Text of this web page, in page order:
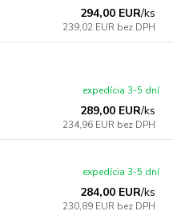
294,00 EUR/ks
239,02 EUR bez DPH
289,00 EUR/ks
234,96 EUR bez DPH
expedícia 3-5 dní
284,00 EUR/ks
230,89 EUR bez DPH
expedícia 3-5 dní